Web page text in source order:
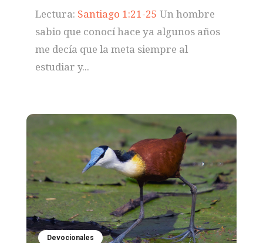
Lectura: Santiago 1:21-25 Un hombre
sabio que conocí hace ya algunos años
me decía que la meta siempre al
estudiar y...
Devocionales